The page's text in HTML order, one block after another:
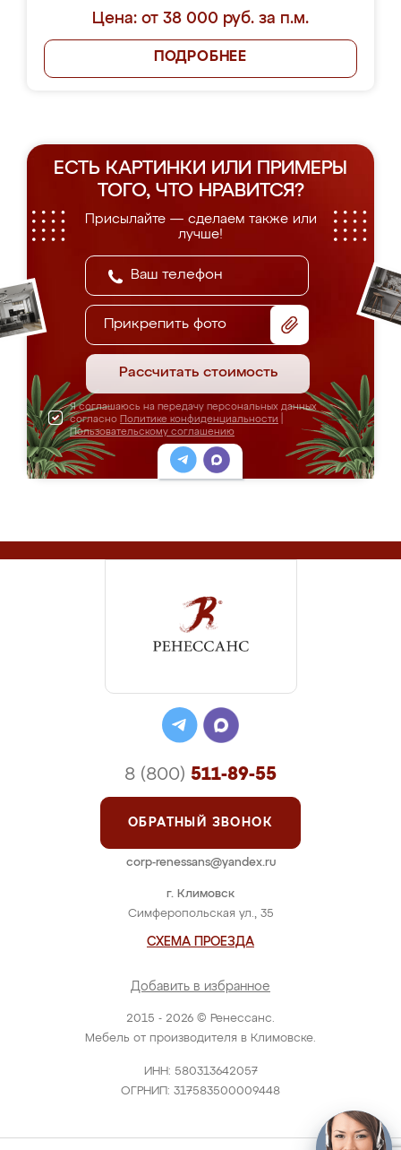
Цена: от 38 000 руб. за п.м.
ПОДРОБНЕЕ
ЕСТЬ КАРТИНКИ ИЛИ ПРИМЕРЫ
ТОГО, ЧТО НРАВИТСЯ?
Присылайте — сделаем также или
лучше!
Прикрепить фото
Рассчитать стоимость
Я соглашаюсь на передачу персональных данных
согласно Политике конфиденциальности
Пользовательскому соглашению
2015 - 2026 © Ренессанс.
Мебель от производителя в Климовске.
ИНН: 580313642057
ОГРНИП: 317583500009448
г. Климовск
Симферопольская ул., 35
СХЕМА ПРОЕЗДА
Добавить в избранное
8 (800) 511-89-55
ОБРАТНЫЙ ЗВОНОК
corp-renessans@yandex.ru